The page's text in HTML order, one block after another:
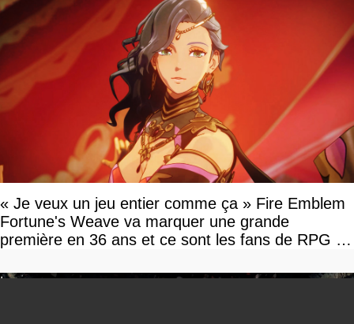
« Je veux un jeu entier comme ça » Fire Emblem
Fortune's Weave va marquer une grande
première en 36 ans et ce sont les fans de RPG en